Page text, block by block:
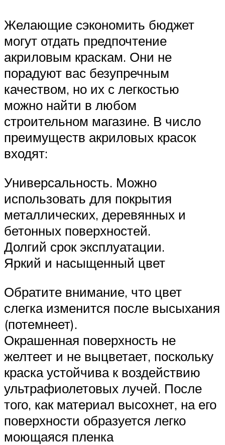
Желающие сэкономить бюджет
могут отдать предпочтение
акриловым краскам. Они не
порадуют вас безупречным
качеством, но их с легкостью
можно найти в любом
строительном магазине. В число
преимуществ акриловых красок
входят:
Универсальность. Можно
использовать для покрытия
металлических, деревянных и
бетонных поверхностей.
Долгий срок эксплуатации.
Яркий и насыщенный цвет
Обратите внимание, что цвет
слегка изменится после высыхания
(потемнеет).
Окрашенная поверхность не
желтеет и не выцветает, поскольку
краска устойчива к воздействию
ультрафиолетовых лучей. После
того, как материал высохнет, на его
поверхности образуется легко
моющаяся пленка